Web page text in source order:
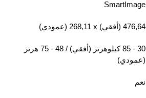
SmartImage
476,64 (أفقي) x‏ 268,11 (عمودي)
30 - 85 كيلوهرتز (أفقي) / 48 - 75 هرتز
(عمودي)
نعم